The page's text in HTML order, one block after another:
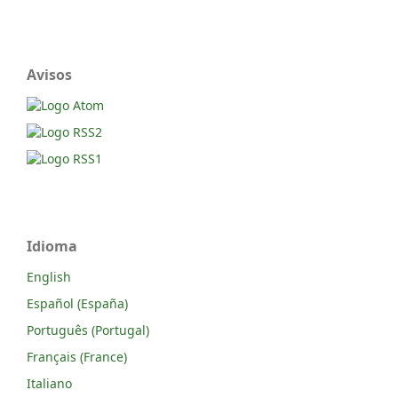
Avisos
Idioma
English
Español (España)
Português (Portugal)
Français (France)
Italiano